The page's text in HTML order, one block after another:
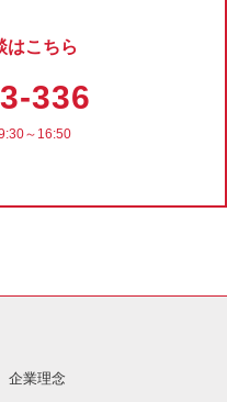
はこちら
336
～16:50
企業理念